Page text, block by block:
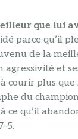
que lui
parce qu’il
de la
agressivité et
courir plus que
du
ce qu’il
5.